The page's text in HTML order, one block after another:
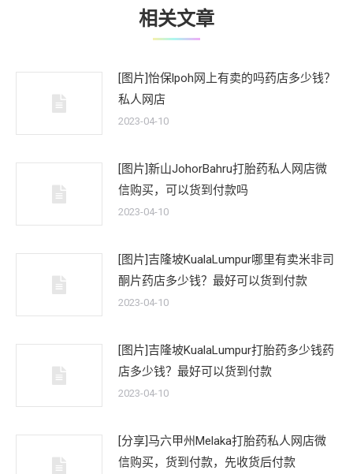
相关文章
[图片]怡保lpoh网上有卖的吗药店多少钱？
私人网店
2023-04-10
[图片]新山JohorBahru打胎药私人网店微
信购买，可以货到付款吗
2023-04-10
[图片]吉隆坡KualaLumpur哪里有卖米非司
酮片药店多少钱？最好可以货到付款
2023-04-10
[图片]吉隆坡KualaLumpur打胎药多少钱药
店多少钱？最好可以货到付款
2023-04-10
[分享]马六甲州Melaka打胎药私人网店微
信购买，货到付款，先收货后付款